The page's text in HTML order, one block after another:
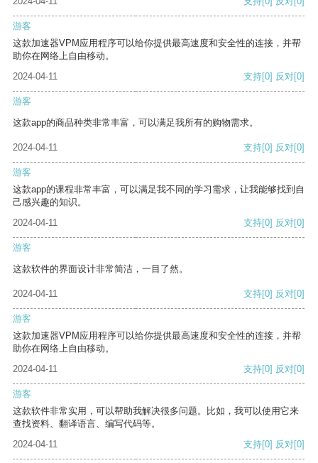
游客
这款加速器VPM应用程序可以给你提供最高速度和安全性的连接，并帮
助你在网络上自由移动。
2024-04-11
支持[0] 反对[0]
游客
这款app的商品种类非常丰富，可以满足我所有的购物需求。
2024-04-11 支持[0] 反对[0]
游客
这款app的课程非常丰富，可以满足我不同的学习需求，让我能够找到自
己感兴趣的知识。
2024-04-11
支持[0] 反对[0]
游客
这款软件的界面设计非常简洁，一目了然。
2024-04-11 支持[0] 反对[0]
游客
这款加速器VPM应用程序可以给你提供最高速度和安全性的连接，并帮
助你在网络上自由移动。
2024-04-11
支持[0] 反对[0]
游客
这款软件非常实用，可以帮助我解决很多问题。比如，我可以使用它来
查找资料、翻译语言、编写代码等。
2024-04-11
支持[0] 反对[0]